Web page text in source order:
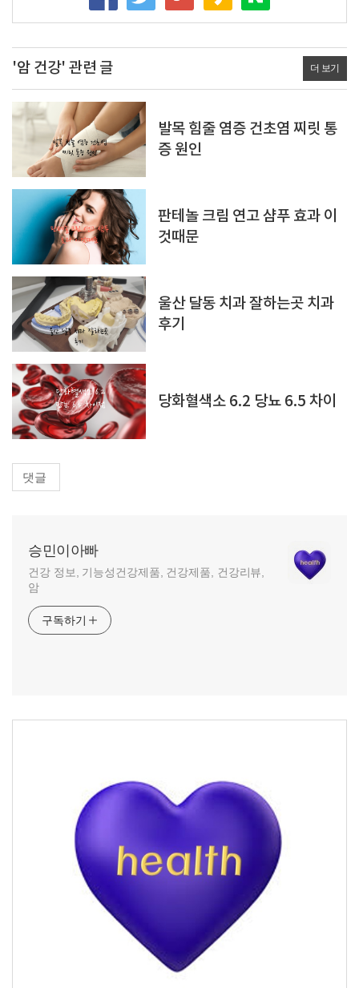
'암 건강' 관련 글 더 보기
발목 힘줄 염증 건초염 찌릿 통
증 원인
판테놀 크림 연고 샴푸 효과 이
것때문
울산 달동 치과 잘하는곳 치과
후기
당화혈색소 6.2 당뇨 6.5 차이
댓글
승민이아빠
건강 정보, 기능성건강제품, 건강제품, 건강리뷰,
암
구독하기